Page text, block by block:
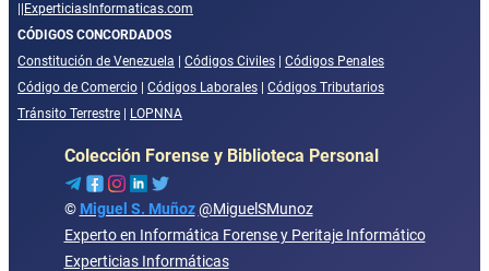
ExperticiasInformaticas.com
CÓDIGOS CONCORDADOS
Constitución de Venezuela
Códigos Civiles
Códigos Penales
Código de Comercio
Códigos Laborales
Códigos Tributarios
Tránsito Terrestre
LOPNNA
Colección Forense y Biblioteca Personal
© Miguel S. Muñoz @MiguelSMunoz
Experto en Informática Forense y Peritaje Informático
Experticias Informáticas